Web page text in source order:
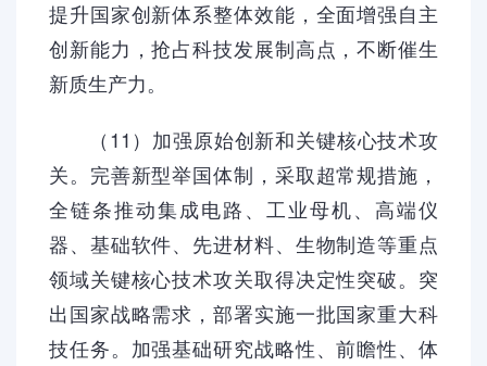
提升国家创新体系整体效能，全面增强自主
创新能力，抢占科技发展制高点，不断催生
新质生产力。
（11）加强原始创新和关键核心技术攻
关。完善新型举国体制，采取超常规措施，
全链条推动集成电路、工业母机、高端仪
器、基础软件、先进材料、生物制造等重点
领域关键核心技术攻关取得决定性突破。突
出国家战略需求，部署实施一批国家重大科
技任务。加强基础研究战略性、前瞻性、体